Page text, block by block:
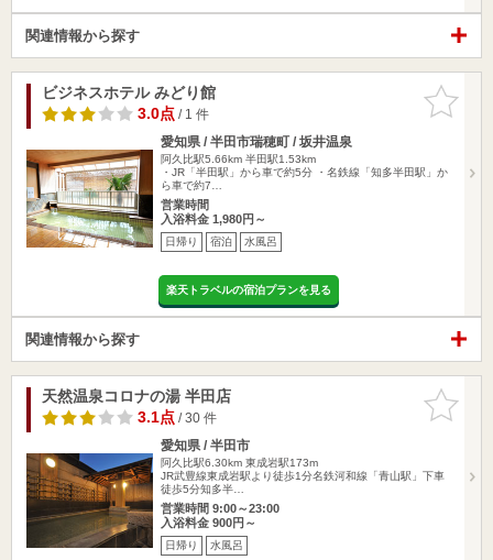
関連情報から探す
お気に入
りに追加
ビジネスホテル みどり館
3.0点/ 1 件
愛知県 / 半田市瑞穂町 / 坂井温泉
阿久比駅5.66km 半田駅1.53km
・JR「半田駅」から車で約5分 ・名鉄線「知多半田駅」か
ら車で約7…
営業時間
入浴料金 1,980円～
日帰り 宿泊 水風呂
楽天トラベルの宿泊プランを見る
関連情報から探す
お気に入
りに追加
天然温泉コロナの湯 半田店
3.1点/ 30 件
愛知県 / 半田市
阿久比駅6.30km 東成岩駅173m
JR武豊線東成岩駅より徒歩1分名鉄河和線「青山駅」下車
徒歩5分知多半…
営業時間 9:00～23:00
入浴料金 900円～
日帰り 水風呂